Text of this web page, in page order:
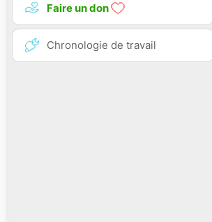
Faire un don
Chronologie de travail